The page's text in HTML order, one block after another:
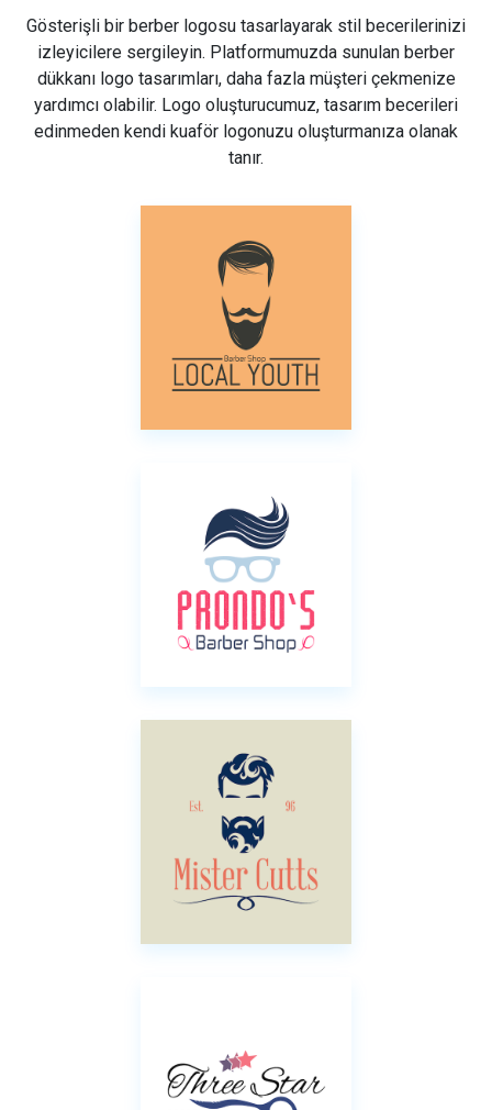
Gösterişli bir berber logosu tasarlayarak stil becerilerinizi
izleyicilere sergileyin. Platformumuzda sunulan berber
dükkanı logo tasarımları, daha fazla müşteri çekmenize
yardımcı olabilir. Logo oluşturucumuz, tasarım becerileri
edinmeden kendi kuaför logonuzu oluşturmanıza olanak
tanır.